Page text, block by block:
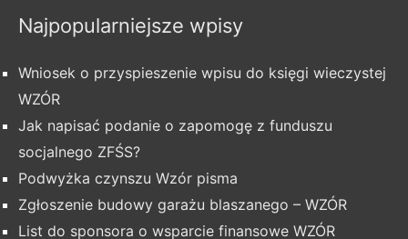
Najpopularniejsze wpisy
Wniosek o przyspieszenie wpisu do księgi wieczystej
WZÓR
Jak napisać podanie o zapomogę z funduszu
socjalnego ZFŚS?
Podwyżka czynszu Wzór pisma
Zgłoszenie budowy garażu blaszanego – WZÓR
List do sponsora o wsparcie finansowe WZÓR